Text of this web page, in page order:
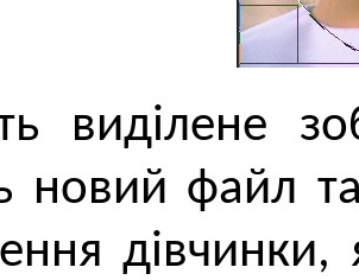
виділене
новий файл